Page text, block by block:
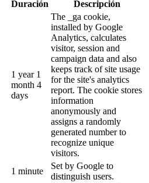
Duración Descripción
1 year 1
month 4
days
The _ga cookie,
installed by Google
Analytics, calculates
visitor, session and
campaign data and also
keeps track of site usage
for the site's analytics
report. The cookie stores
information
anonymously and
assigns a randomly
generated number to
recognize unique
visitors.
1 minute
Set by Google to
distinguish users.